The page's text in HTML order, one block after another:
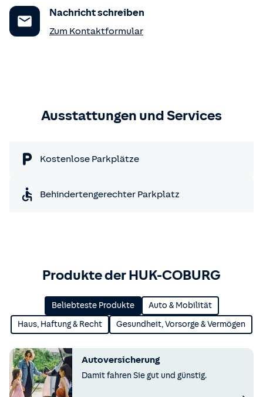
Nachricht schreiben
Zum Kontaktformular
Ausstattungen und Services
Kostenlose Parkplätze
Behindertengerechter Parkplatz
Produkte der HUK-COBURG
Beliebteste Produkte Auto & Mobilität
Haus, Haftung & Recht Gesundheit, Vorsorge & Vermögen
Autoversicherung
Damit fahren Sie gut und günstig.